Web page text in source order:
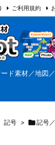
ド素材／地図
ご利用規約
ついて
記号 > 記号